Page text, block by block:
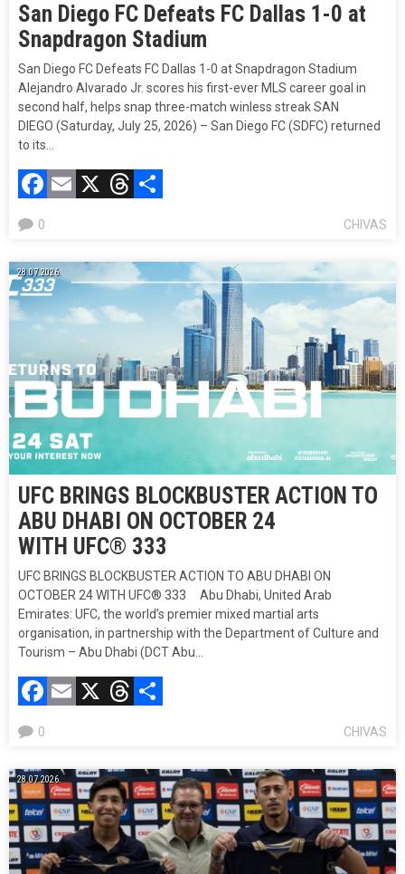
San Diego FC Defeats FC Dallas 1-0 at
Snapdragon Stadium
San Diego FC Defeats FC Dallas 1-0 at Snapdragon Stadium
Alejandro Alvarado Jr. scores his first-ever MLS career goal in
second half, helps snap three-match winless streak​ SAN
DIEGO (Saturday, July 25, 2026) – San Diego FC (SDFC) returned
to its…
Facebook
Email
X Threads
CHIVAS
0
28.07.2026.
UFC BRINGS BLOCKBUSTER ACTION TO
ABU DHABI ON OCTOBER 24
WITH UFC® 333
UFC BRINGS BLOCKBUSTER ACTION TO ABU DHABI ON
OCTOBER 24 WITH UFC® 333 Abu Dhabi, United Arab
Emirates: UFC, the world’s premier mixed martial arts
organisation, in partnership with the Department of Culture and
Tourism – Abu Dhabi (DCT Abu…
Facebook
Email
X Threads
CHIVAS
0
28.07.2026.